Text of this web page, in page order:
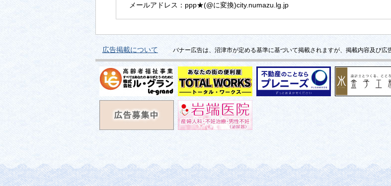
メールアドレス：ppp★(@に変換)city.numazu.lg.jp
広告掲載について バナー広告は、沼津市が定める基準に基づいて掲載されますが、掲載内容及び広